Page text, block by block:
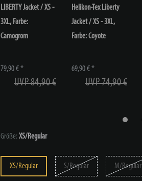
LIBERTY Jacket / XS -
3XL, Farbe:
Camogrom
UVP 84,90 €
79,90 € *
Helikon-Tex Liberty
Jacket / XS - 3XL,
Farbe: Coyote
UVP 74,90 €
69,90 € *
Größe: XS/Regular
XS/Regular S/Regular M/Regular